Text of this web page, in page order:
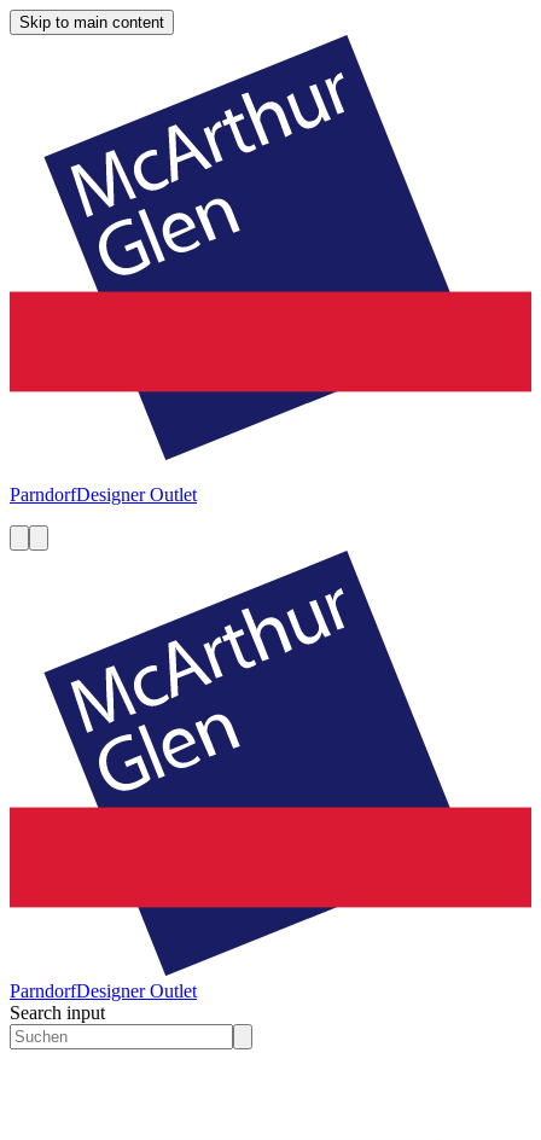
Skip to main content
ParndorfDesigner Outlet
ParndorfDesigner Outlet
Search input